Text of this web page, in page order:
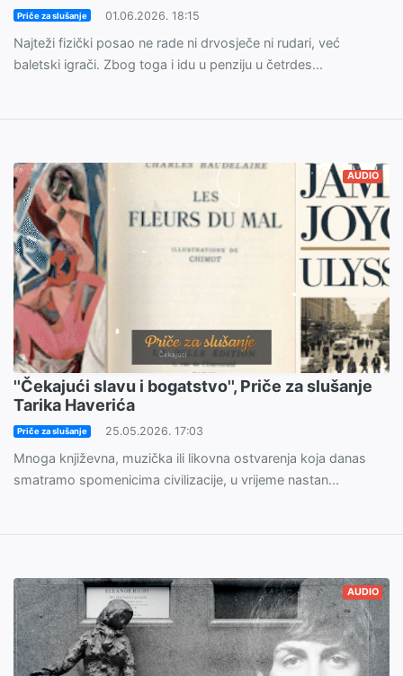
Priče za slušanje 01.06.2026. 18:15
Najteži fizički posao ne rade ni drvosječe ni rudari, već
baletski igrači. Zbog toga i idu u penziju u četrdes...
AUDIO
''Čekajući slavu i bogatstvo'', Priče za slušanje
Tarika Haverića
Priče za slušanje 25.05.2026. 17:03
Mnoga književna, muzička ili likovna ostvarenja koja danas
smatramo spomenicima civilizacije, u vrijeme nastan...
AUDIO